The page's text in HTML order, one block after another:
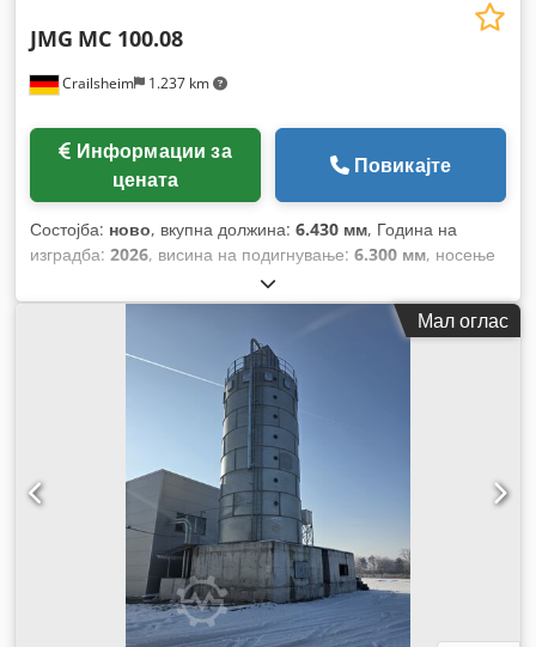
Crailsheim 1.237 km
JMG MC 100.08
цената
Повикајте
Состојба: ново, вкупна должина: 6.430 мм, Година на
изградба: 2026, висина на подигнување: 6.300 мм, носење
Мал оглас